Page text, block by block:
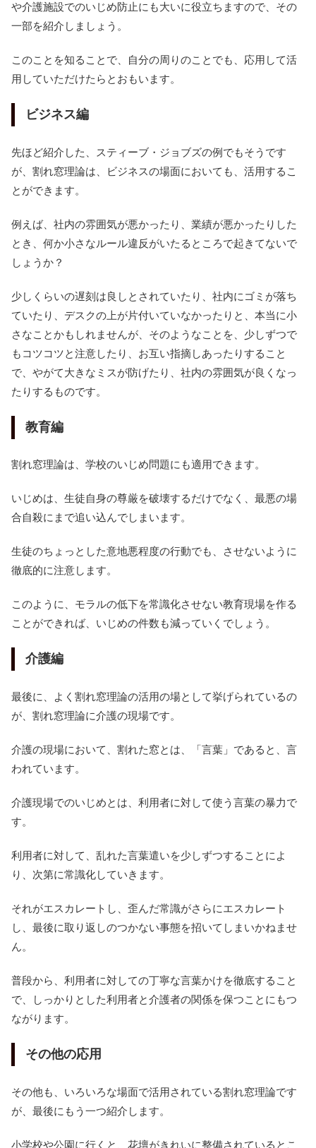
や介護施設でのいじめ防止にも大いに役立ちますので、その
一部を紹介しましょう。
このことを知ることで、自分の周りのことでも、応用して活
用していただけたらとおもいます。
ビジネス編
先ほど紹介した、スティーブ・ジョブズの例でもそうです
が、割れ窓理論は、ビジネスの場面においても、活用するこ
とができます。
例えば、社内の雰囲気が悪かったり、業績が悪かったりした
とき、何か小さなルール違反がいたるところで起きてないで
しょうか？
少しくらいの遅刻は良しとされていたり、社内にゴミが落ち
ていたり、デスクの上が片付いていなかったりと、本当に小
さなことかもしれませんが、そのようなことを、少しずつで
もコツコツと注意したり、お互い指摘しあったりすること
で、やがて大きなミスが防げたり、社内の雰囲気が良くなっ
たりするものです。
教育編
割れ窓理論は、学校のいじめ問題にも適用できます。
いじめは、生徒自身の尊厳を破壊するだけでなく、最悪の場
合自殺にまで追い込んでしまいます。
生徒のちょっとした意地悪程度の行動でも、させないように
徹底的に注意します。
このように、モラルの低下を常識化させない教育現場を作る
ことができれば、いじめの件数も減っていくでしょう。
介護編
最後に、よく割れ窓理論の活用の場として挙げられているの
が、割れ窓理論に介護の現場です。
介護の現場において、割れた窓とは、「言葉」であると、言
われています。
介護現場でのいじめとは、利用者に対して使う言葉の暴力で
す。
利用者に対して、乱れた言葉遣いを少しずつすることによ
り、次第に常識化していきます。
それがエスカレートし、歪んだ常識がさらにエスカレート
し、最後に取り返しのつかない事態を招いてしまいかねませ
ん。
普段から、利用者に対しての丁寧な言葉かけを徹底すること
で、しっかりとした利用者と介護者の関係を保つことにもつ
ながります。
その他の応用
その他も、いろいろな場面で活用されている割れ窓理論です
が、最後にもう一つ紹介します。
小学校や公園に行くと、花壇がきれいに整備されているとこ